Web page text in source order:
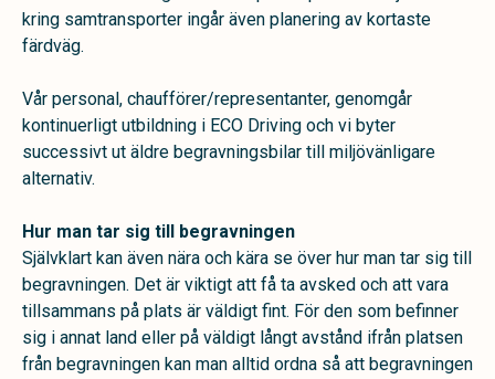
kring samtransporter ingår även planering av kortaste
färdväg.
Vår personal, chaufförer/representanter, genomgår
kontinuerligt utbildning i ECO Driving och vi byter
successivt ut äldre begravningsbilar till miljövänligare
alternativ.
Hur man tar sig till begravningen
Självklart kan även nära och kära se över hur man tar sig till
begravningen. Det är viktigt att få ta avsked och att vara
tillsammans på plats är väldigt fint. För den som befinner
sig i annat land eller på väldigt långt avstånd ifrån platsen
från begravningen kan man alltid ordna så att begravningen